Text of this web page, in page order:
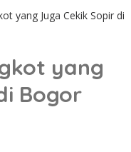
yang Juga Cekik Sopir di
yang
Bogor